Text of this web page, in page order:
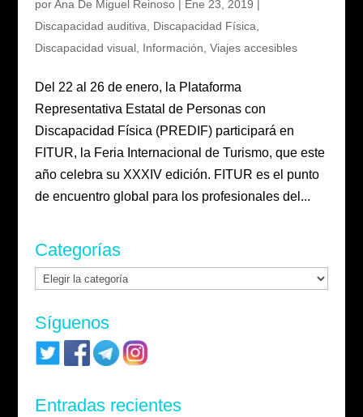
porAna De Miguel Reinoso| Ene 23, 2019 |
Discapacidad auditiva
Discapacidad Física
Discapacidad visual, Información Viajes accesibles
Del 22 al 26 de enero, la Plataforma
Representativa Estatal de Personas con
Discapacidad Física (PREDIF) participará en
FITUR, la Feria Internacional de Turismo, que este
año celebra su XXXIV edición. FITUR es el punto
de encuentro global para los profesionales del...
Categorías
Categorías
Síguenos
Entradas recientes